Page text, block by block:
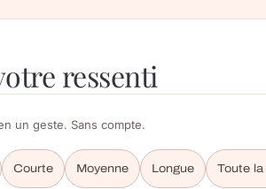
ressenti
un geste. Sans compte.
Courte Moyenne Longue Toute